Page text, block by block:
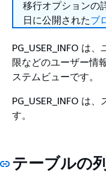
移行オプションの
日に公開されたブ
PG_USER_INFO は
限などのユーザー情
ステムビューです。
PG_USER_INFO は
す。
テーブルの列